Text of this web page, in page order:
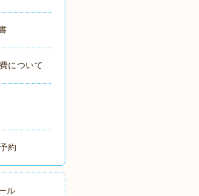
について
約
ル